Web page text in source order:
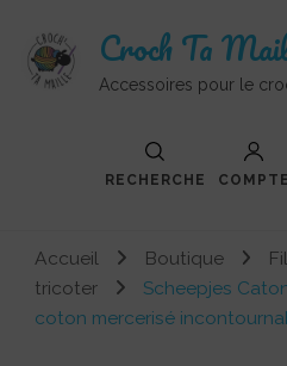
Croch Ta
Accessoires pour le
RECHERCHE COMPTE
Votre panier
Accueil Boutique
tricoter
Scheepjes
coton mercerisé